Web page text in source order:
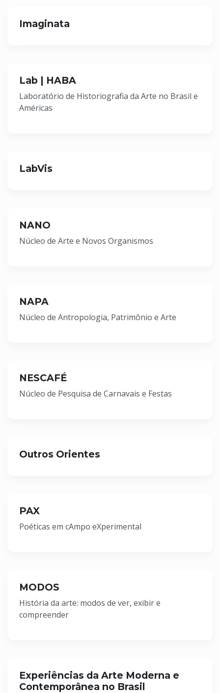
Imaginata
Lab | HABA
Laboratório de Historiografia da Arte no Brasil e
Américas
LabVis
NANO
Núcleo de Arte e Novos Organismos
NAPA
Núcleo de Antropologia, Patrimônio e Arte
NESCAFÉ
Núcleo de Pesquisa de Carnavais e Festas
Outros Orientes
PAX
Poéticas em cAmpo eXperimental
MODOS
História da arte: modos de ver, exibir e
compreender
Experiências da Arte Moderna e
Contemporânea no Brasil